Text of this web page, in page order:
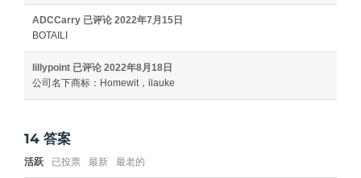
ADCCarry 已评论 2022年7月15日
BOTAILI
lillypoint 已评论 2022年8月18日
公司名下商标：Homewit，ilauke
14 答案
活跃 已投票 最新 最老的